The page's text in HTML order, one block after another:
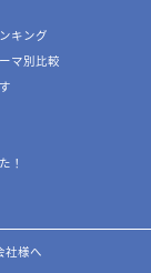
キング
マ別比較
！
社様へ